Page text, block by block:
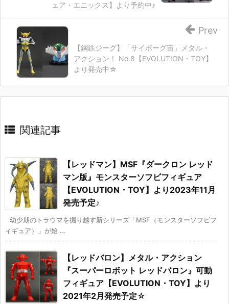
ェア・エニックス】より予約中♪
【鋼鉄ジーグ】「サイボーグ宙」メタル・
アクション！ No.8【EVOLUTION・TOY】
より発売中☆
Prev
関連記事
【レッドマン】MSF『ダークロン レッド
マン版』モンスターソフビフィギュア
【EVOLUTION・TOY】より2023年11月
発売予定♪
幼少期のトラウマを掘り越す新シリーズ「MSF（モンスターソフビフ
ィギュア）」が始 ...
【レッドバロン】メタル・アクション
『スーパーロボット レッドバロン』可動
フィギュア【EVOLUTION・TOY】より
2021年2月発売予定☆